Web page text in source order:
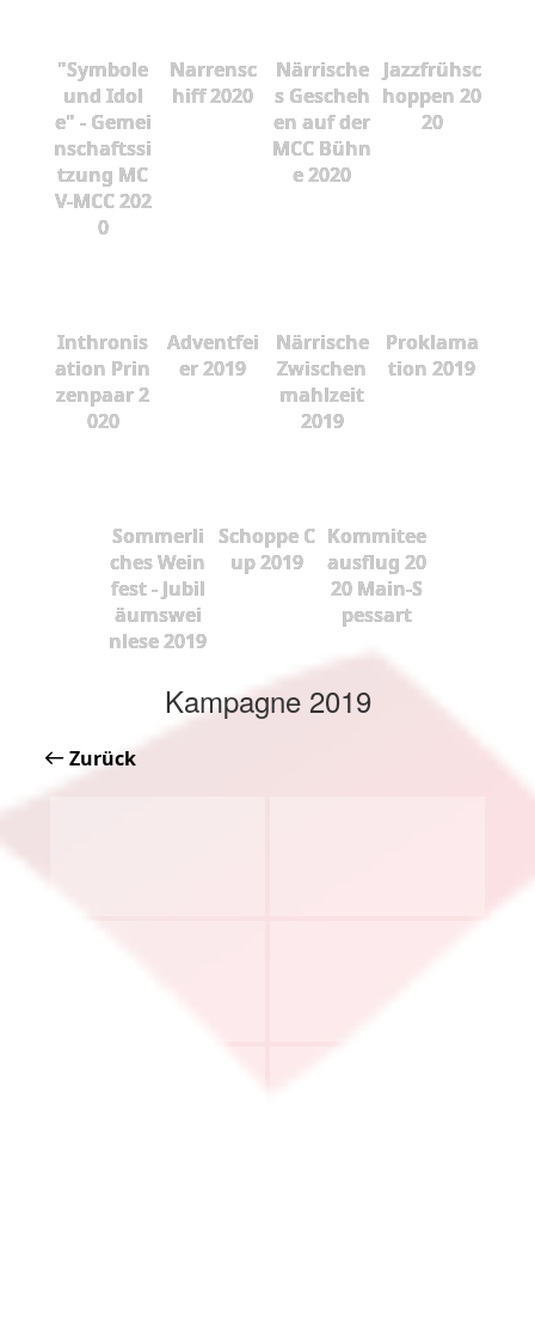
"Symbole
und Idol
e" - Gemei
nschaftssi
tzung MC
V-MCC 202
0
Narrensc
hiff 2020
Närrische
s Gescheh
en auf der
MCC Bühn
e 2020
Jazzfrühsc
hoppen 20
20
Inthronis
ation Prin
zenpaar 2
020
Adventfei
er 2019
Närrische
Zwischen
mahlzeit
2019
Proklama
tion 2019
Sommerli
ches Wein
fest - Jubil
äumswei
nlese 2019
Schoppe C
up 2019
Kommitee
ausflug 20
20 Main-S
pessart
Kampagne 2019
Zurück